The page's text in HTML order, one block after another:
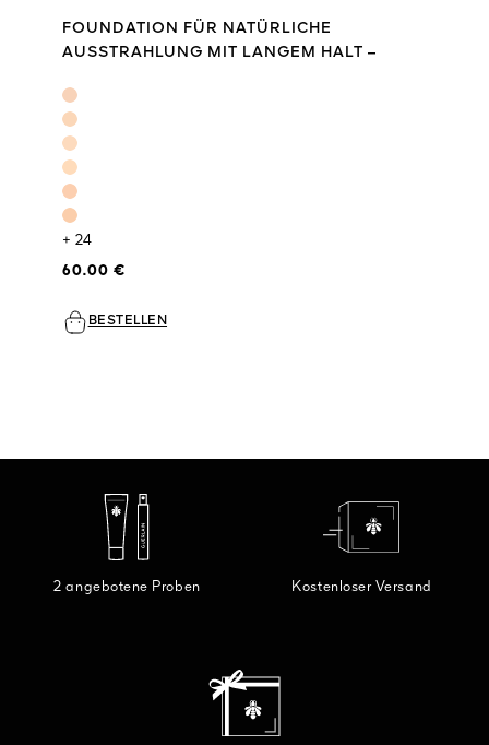
FOUNDATION FÜR NATÜRLICHE
AUSSTRAHLUNG MIT LANGEM HALT –
+ 24
60.00 €
BESTELLEN
2 angebotene Proben Kostenloser Versand